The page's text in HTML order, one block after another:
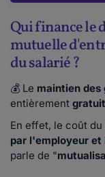
Qui finance le
mutuelle
du salarié ?
💰 Le maintien des
entièrement gratuit
En effet, le coût
par l'employeur
parle de "